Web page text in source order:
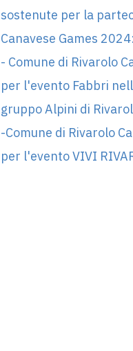
sostenute per la
Canavese Games
- Comune di Rivarolo
per l'evento Fabbri
gruppo Alpini di
-Comune di Rivarolo
per l'evento VIVI